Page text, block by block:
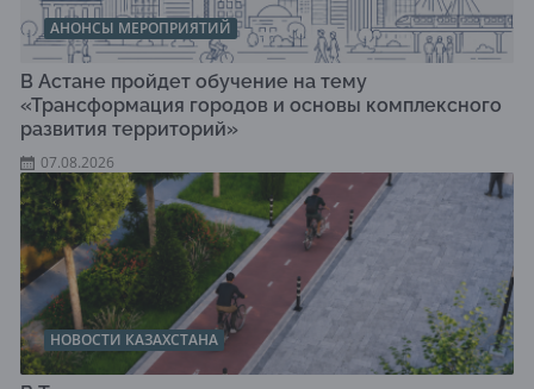
АНОНСЫ МЕРОПРИЯТИЙ
В Астане пройдет обучение на тему
«Трансформация городов и основы комплексного
развития территорий»
07.08.2026
НОВОСТИ КАЗАХСТАНА